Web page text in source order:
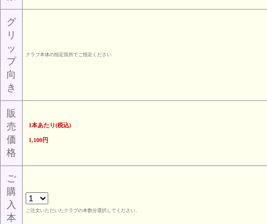
グ
リ
ッ
プ
向
き
クラブ本体の指定箇所でご指定ください
販
売
価
格
1本あたり(税込)
1,100円
ご
購
入
本
ご注文いただいたクラブの本数分選択してください。